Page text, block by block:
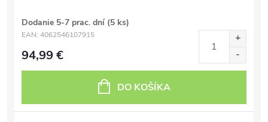
Dodanie 5-7 prac. dní (5 ks)
EAN: 4062546107915
94,99 €
DO KOŠÍKA